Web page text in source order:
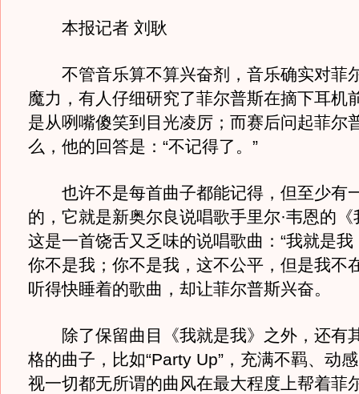
本报记者 刘耿
不管音乐算不算兴奋剂，音乐确实对菲
魔力，有人仔细研究了菲尔普斯在摘下耳机
是从咧嘴傻笑到目光凌厉；而赛后问起菲尔
么，他的回答是：“不记得了。”
也许不是每首曲子都能记得，但至少有
的，它就是新奥尔良说唱歌手里尔·韦恩的
这是一首饶舌又乏味的说唱歌曲：“我就是
你不是我；你不是我，这不公平，但是我不
听得快睡着的歌曲，却让菲尔普斯兴奋。
除了保留曲目《我就是我》之外，还有
格的曲子，比如“Party Up”，充满不羁、动
视一切都无所谓的曲风在最大程度上帮着菲